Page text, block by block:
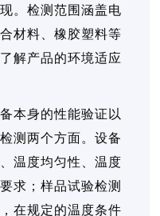
。检测范围涵盖电
材料、橡胶塑料等
解产品的环境适应
本身的性能验证以
测两个方面。设备
温度均匀性、温度
求；样品试验检测
在规定的温度条件